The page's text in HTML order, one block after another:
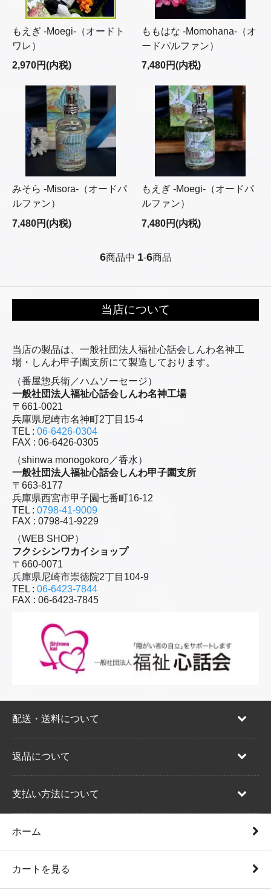
もえぎ -Moegi-（オードト
ワレ）
2,970円(内税)
ももはな -Momohana-（オ
ードパルファン）
7,480円(内税)
みそら -Misora-（オードパ
ルファン）
7,480円(内税)
もえぎ -Moegi-（オードパ
ルファン）
7,480円(内税)
6商品中 1-6商品
当店について
当店の製品は、一般社団法人福祉心話会しんわ名神工
場・しんわ甲子園支所にて製造しております。
（番屋惣兵衛／ハムソーセージ）
一般社団法人福祉心話会しんわ名神工場
〒661-0021
兵庫県尼崎市名神町2丁目15-4
TEL : 06-6426-0304
FAX : 06-6426-0305
（shinwa monogokoro／香水）
一般社団法人福祉心話会しんわ甲子園支所
〒663-8177
兵庫県西宮市甲子園七番町16-12
TEL : 0798-41-9009
FAX : 0798-41-9229
（WEB SHOP）
フクシシンワカイショップ
〒660-0071
兵庫県尼崎市崇徳院2丁目104-9
TEL : 06-6423-7844
FAX : 06-6423-7845
配送・送料について
返品について
支払い方法について
ホーム
カートを見る